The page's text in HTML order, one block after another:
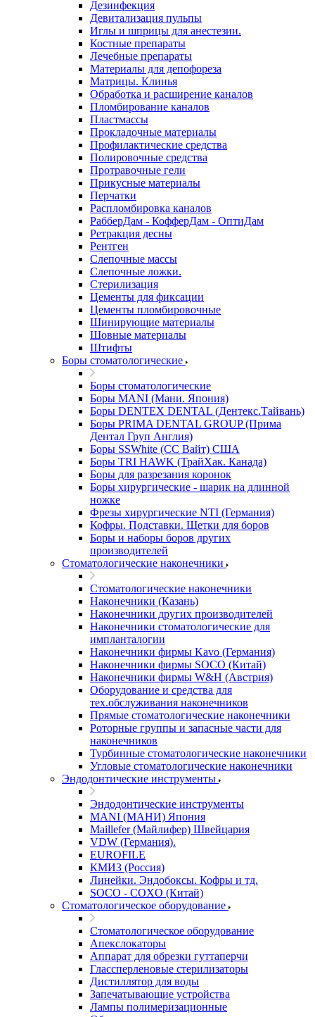
Дезинфекция
Девитализация пульпы
Иглы и шприцы для анестезии.
Костные препараты
Лечебные препараты
Материалы для депофореза
Матрицы. Клинья
Обработка и расширение каналов
Пломбирование каналов
Пластмассы
Прокладочные материалы
Профилактические средства
Полировочные средства
Протравочные гели
Прикусные материалы
Перчатки
Распломбировка каналов
РабберДам - КофферДам - ОптиДам
Ретракция десны
Рентген
Слепочные массы
Слепочные ложки.
Стерилизация
Цементы для фиксации
Цементы пломбировочные
Шинирующие материалы
Шовные материалы
Штифты
Боры стоматологические
Боры стоматологические
Боры MANI (Мани. Япония)
Боры DENTEX DENTAL (Дентекс.Тайвань)
Боры PRIMA DENTAL GROUP (Прима
Дентал Груп Англия)
Боры SSWhite (СС Вайт) США
Боры TRI HAWK (ТрайХак. Канада)
Боры для разрезания коронок
Боры хирургические - шарик на длинной
ножке
Фрезы хирургические NTI (Германия)
Кофры. Подставки. Щетки для боров
Боры и наборы боров других
производителей
Стоматологические наконечники
Стоматологические наконечники
Наконечники (Казань)
Наконечники других производителей
Наконечники стоматологические для
импланталогии
Наконечники фирмы Kavo (Германия)
Наконечники фирмы SOCO (Китай)
Наконечники фирмы W&H (Австрия)
Оборудование и средства для
тех.обслуживания наконечников
Прямые стоматологические наконечники
Роторные группы и запасные части для
наконечников
Турбинные стоматологические наконечники
Угловые стоматологические наконечники
Эндодонтические инструменты
Эндодонтические инструменты
MANI (МАНИ) Япония
Maillefer (Майлифер) Швейцария
VDW (Германия).
EUROFILE
КМИЗ (Россия)
Линейки. Эндобоксы. Кофры и тд.
SOCO - COXO (Китай)
Стоматологическое оборудование
Стоматологическое оборудование
Апекслокаторы
Аппарат для обрезки гуттаперчи
Глассперленовые стерилизаторы
Дистиллятор для воды
Запечатывающие устройства
Лампы полимеризационные